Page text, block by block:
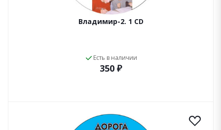
Владимир-2. 1 CD
Есть в наличии
350 ₽